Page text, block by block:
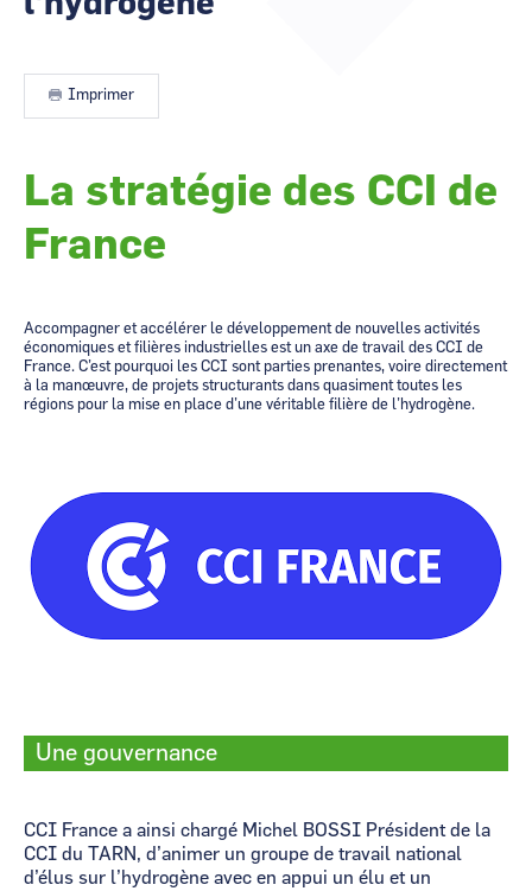
Pays de la Loire
Pays de la Loire
Imprimer
La stratégie des CCI de
France
Accompagner et accélérer le développement de nouvelles activités
économiques et filières industrielles est un axe de travail des CCI de
France. C’est pourquoi les CCI sont parties prenantes, voire directement
à la manœuvre, de projets structurants dans quasiment toutes les
régions pour la mise en place d’une véritable filière de l’hydrogène.
Image
Une gouvernance
CCI France a ainsi chargé Michel BOSSI Président de la
CCI du TARN, d’animer un groupe de travail national
d’élus sur l’hydrogène avec en appui un élu et un